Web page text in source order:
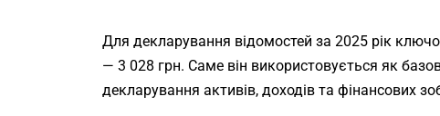
Для декларування відомостей за 2025 рік
— 3 028 грн. Саме він використовується як
декларування активів, доходів та фінансових